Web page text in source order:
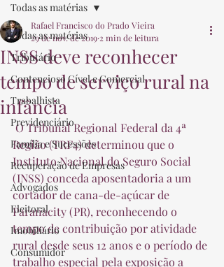
Todas as matérias
Tributário
Contencioso Cível e Comercial
Trabalhista
Previdenciário
Família e Sucessões
Recuperação de Empresas
Advogados
Eleitoral
Imobiliário
Consumidor
Todas as matérias
INSS deve reconhecer
tempo de serviço rural na
infância
Rafael Francisco do Prado Vieira
29 de nov. de 2019 2 min de leitura
O Tribunal Regional Federal da 4ª
Região (TRF4) determinou que o
Instituto Nacional do Seguro Social
(INSS) conceda aposentadoria a um
cortador de cana-de-açúcar de
Paranacity (PR), reconhecendo o
tempo de contribuição por atividade
rural desde seus 12 anos e o período de
trabalho especial pela exposição a